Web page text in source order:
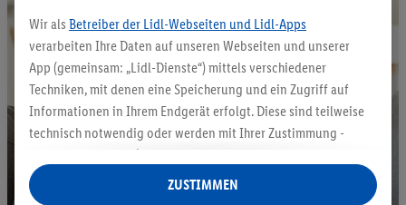
Wir als Betreiber der Lidl-Webseiten und Lidl-Apps
verarbeiten Ihre Daten auf unseren Webseiten und unserer
App (gemeinsam: „Lidl-Dienste“) mittels verschiedener
Techniken, mit denen eine Speicherung und ein Zugriff auf
Informationen in Ihrem Endgerät erfolgt. Diese sind teilweise
technisch notwendig oder werden mit Ihrer Zustimmung -
auch durch Partner (u.a.
Verantwortliche; im Zusammenhang mit dem IAB TCF
insgesamt
ZUSTIMMEN